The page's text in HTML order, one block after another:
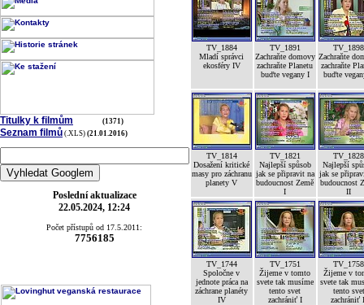
Titulky k filmům (1371)
Seznam filmů (.XLS) (21.01.2016)
Poslední aktualizace
22.05.2024, 12:24
Počet přístupů od 17.5.2011:
7756185
TV_1884
Mladí správci
ekosféry IV
TV_1891
Zachraňte domovy
zachraňte Planetu
buďte vegany I
TV_1898
Zachraňte
zachraňte
buďte
TV_1814
Dosažení kritické
masy pro záchranu
planety V
TV_1821
Najlepší spůsob
jak se připravit na
budoucnost Země
I
TV_1828
Najlepší
jak se
budoucnost
II
TV_1744
Spoločne v
jednote práca na
záchrane planéty
IV
TV_1751
Žijeme v tomto
svete tak musíme
tento svet
zachrániť I
TV_1758
Žijeme v
svete tak
tento svet
zachrániť